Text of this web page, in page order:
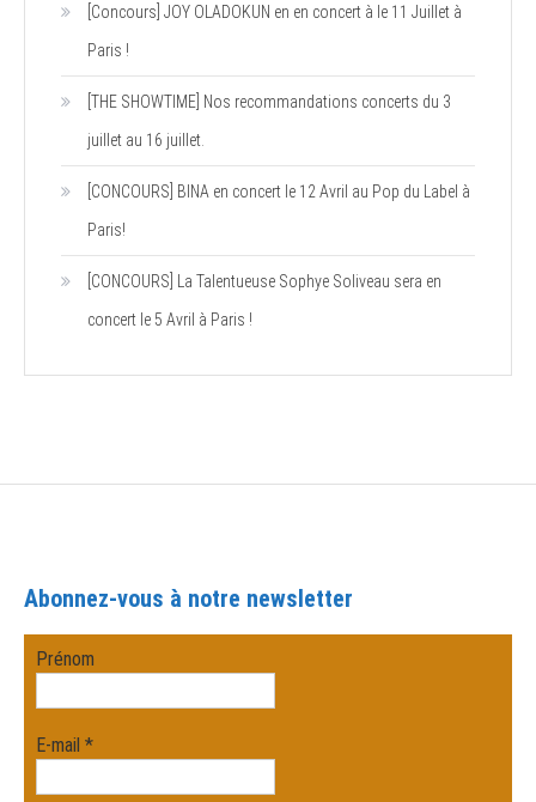
[Concours] JOY OLADOKUN en en concert à le 11 Juillet à
Paris !
[THE SHOWTIME] Nos recommandations concerts du 3
juillet au 16 juillet.
[CONCOURS] BINA en concert le 12 Avril au Pop du Label à
Paris!
[CONCOURS] La Talentueuse Sophye Soliveau sera en
concert le 5 Avril à Paris !
Abonnez-vous à notre newsletter
Prénom
E-mail*